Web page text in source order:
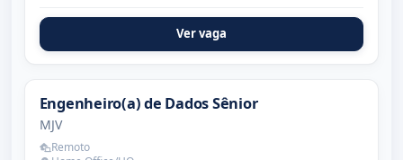
Ver vaga
Engenheiro(a) de Dados Sênior
MJV
Remoto